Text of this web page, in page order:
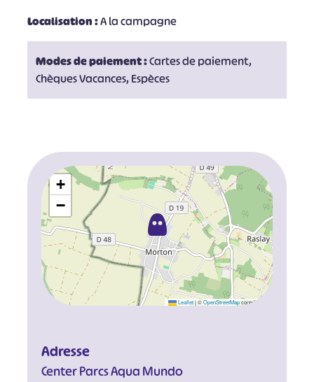
Localisation :A la campagne
Modes de paiement :Cartes de paiement,
Chèques Vacances, Espèces
+
−
Leaflet |©OpenStreetMapcontributors
Adresse
Center Parcs Aqua Mundo